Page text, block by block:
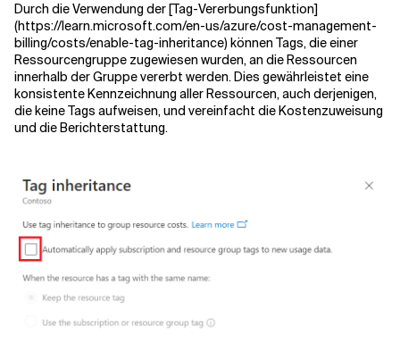
Durch die Verwendung der [Tag-Vererbungsfunktion]
(https://learn.microsoft.com/en-us/azure/cost-management-
billing/costs/enable-tag-inheritance) können Tags, die einer
Ressourcengruppe zugewiesen wurden, an die Ressourcen
innerhalb der Gruppe vererbt werden. Dies gewährleistet eine
konsistente Kennzeichnung aller Ressourcen, auch derjenigen,
die keine Tags aufweisen, und vereinfacht die Kostenzuweisung
und die Berichterstattung.